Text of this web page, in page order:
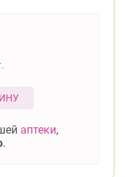
аптеки,
.